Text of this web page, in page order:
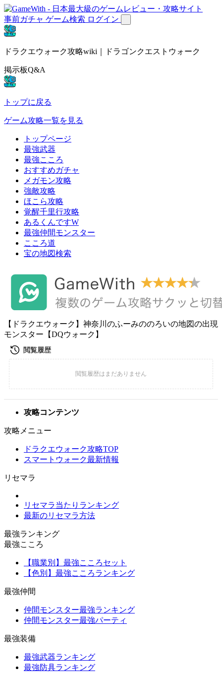
事前ガチャ ゲーム検索 ログイン
ドラクエウォーク攻略wiki｜ドラゴンクエストウォーク
掲示板Q&A
トップに戻る
ゲーム攻略一覧を見る
トップページ
最強武器
最強こころ
おすすめガチャ
メガモン攻略
強敵攻略
ほこら攻略
覚醒千里行攻略
あるくんですW
最強仲間モンスター
こころ道
宝の地図検索
【ドラクエウォーク】神奈川のふーみののろいの地図の出現
モンスター【DQウォーク】
攻略コンテンツ
攻略メニュー
ドラクエウォーク攻略TOP
スマートウォーク最新情報
リセマラ
リセマラ当たりランキング
最新のリセマラ方法
最強ランキング
最強こころ
【職業別】最強こころセット
【色別】最強こころランキング
最強仲間
仲間モンスター最強ランキング
仲間モンスター最強パーティ
最強装備
最強武器ランキング
最強防具ランキング